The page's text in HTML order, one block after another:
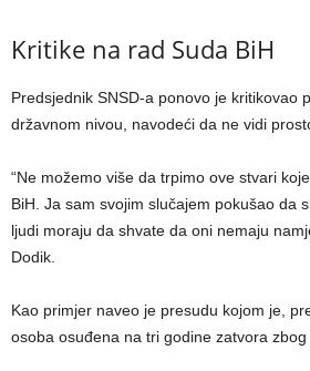
Kritike na rad Suda BiH
Predsjednik SNSD-a ponovo je kritikovao
državnom nivou, navodeći da ne vidi
“Ne možemo više da trpimo ove stvari
BiH. Ja sam svojim slučajem pokušao da
ljudi moraju da shvate da oni nemaju
Dodik.
Kao primjer naveo je presudu kojom je,
osoba osuđena na tri godine zatvora